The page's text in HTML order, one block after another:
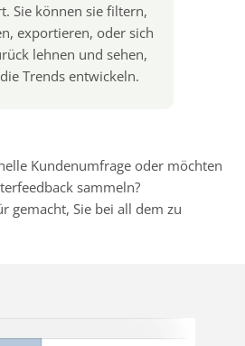
Sie können sie filtern,
exportieren, oder sich
lehnen und sehen,
Trends entwickeln.
Kundenumfrage oder möchten
sammeln?
gemacht, Sie bei all dem zu